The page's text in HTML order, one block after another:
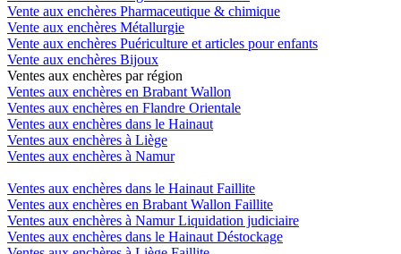
Vente aux enchères Pharmaceutique & chimique
Vente aux enchères Métallurgie
Vente aux enchères Puériculture et articles pour enfants
Vente aux enchères Bijoux
Ventes aux enchères par région
Ventes aux enchères en Brabant Wallon
Ventes aux enchères en Flandre Orientale
Ventes aux enchères dans le Hainaut
Ventes aux enchères à Liège
Ventes aux enchères à Namur
Ventes aux enchères dans le Hainaut Faillite
Ventes aux enchères en Brabant Wallon Faillite
Ventes aux enchères à Namur Liquidation judiciaire
Ventes aux enchères dans le Hainaut Déstockage